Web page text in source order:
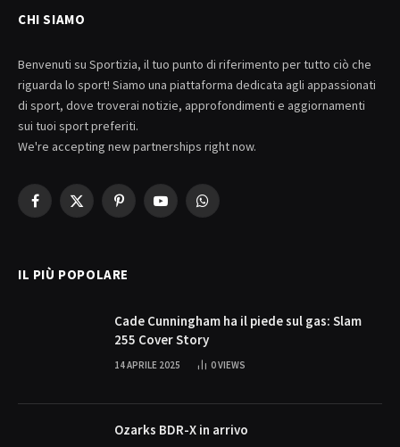
CHI SIAMO
Benvenuti su Sportizia, il tuo punto di riferimento per tutto ciò che
riguarda lo sport! Siamo una piattaforma dedicata agli appassionati
di sport, dove troverai notizie, approfondimenti e aggiornamenti
sui tuoi sport preferiti.
We're accepting new partnerships right now.
Facebook
X
PinterestYouTubeWhatsApp
IL PIÙ POPOLARE
Cade Cunningham ha il piede sul gas: Slam
255 Cover Story
14 APRILE 2025 0VIEWS
Ozarks BDR-X in arrivo